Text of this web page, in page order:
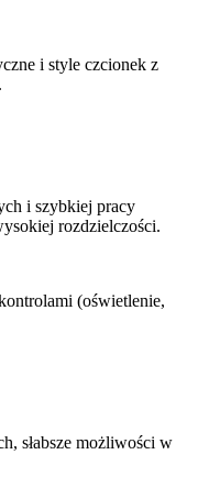
i style czcionek z
i szybkiej pracy
rozdzielczości.
(oświetlenie,
słabsze możliwości w